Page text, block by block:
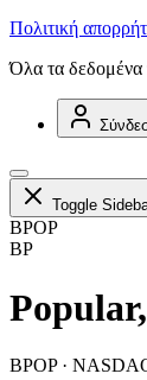
Πολιτική
Όλα τα δεδομένα
Toggle
BPOP
BP
BPOP ·